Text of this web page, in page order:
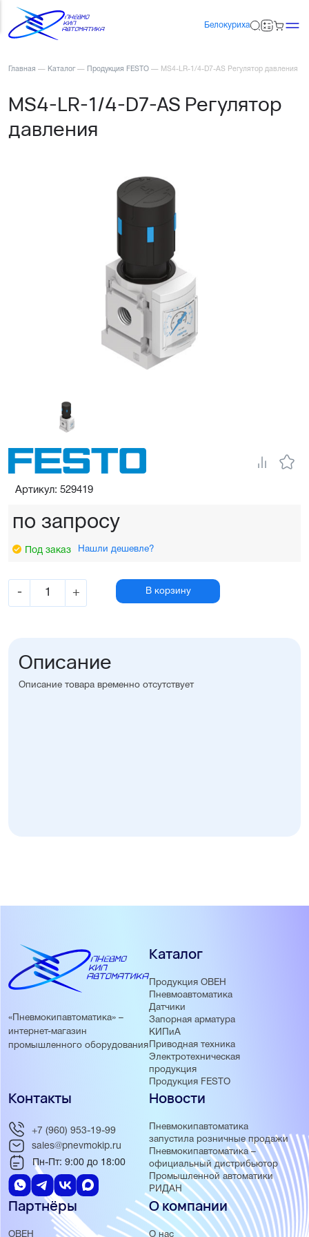
Белокуриха
Главная — Каталог — Продукция FESTO — MS4-LR-1/4-D7-AS Регулятор давления
MS4-LR-1/4-D7-AS Регулятор
давления
по запросу
Под заказ Нашли дешевле?
- + В корзину
Артикул: 529419
Описание
Описание товара временно отсутствует
«Пневмокипавтоматика» –
интернет-магазин
промышленного оборудования
Каталог
Продукция ОВЕН
Пневмоавтоматика
Датчики
Запорная арматура
КИПиА
Приводная техника
Электротехническая
продукция
Продукция FESTO
Новости
Пневмокипавтоматика
запустила розничные продажи
Пневмокипавтоматика –
официальный дистрибьютор
Промышленной автоматики
РИДАН
Партнёры
ОВЕН
О компании
О нас
Контакты
+7 (960) 953-19-99
sales@pnevmokip.ru
Пн-Пт: 9:00 до 18:00